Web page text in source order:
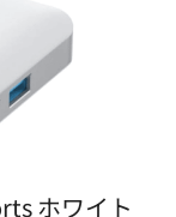
ホワイト